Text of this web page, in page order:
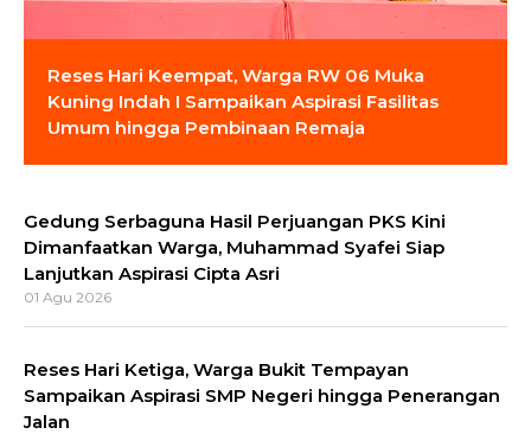
Reses Hari Keempat, Warga RW 06 Muka
Kuning Indah I Sampaikan Aspirasi Fasilitas
Umum hingga Pembinaan Remaja
Gedung Serbaguna Hasil Perjuangan PKS Kini
Dimanfaatkan Warga, Muhammad Syafei Siap
Lanjutkan Aspirasi Cipta Asri
01 Agu 2026
Reses Hari Ketiga, Warga Bukit Tempayan
Sampaikan Aspirasi SMP Negeri hingga Penerangan
Jalan